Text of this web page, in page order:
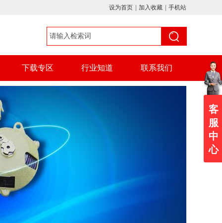
设为首页 加入收藏 手机站
下载专区 行业知道 联系我们
客
服
中
心